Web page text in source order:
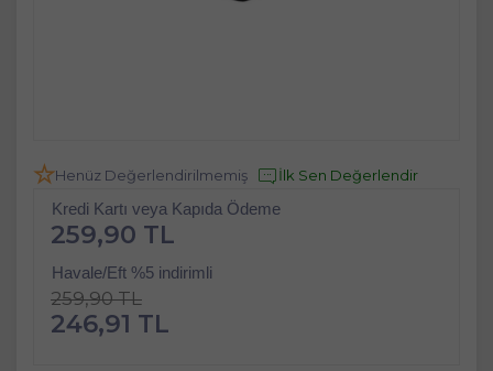
Henüz Değerlendirilmemiş İlk Sen Değerlendir
Kredi Kartı veya Kapıda Ödeme
259,90 TL
Havale/Eft %5 indirimli
259,90 TL
246,91 TL